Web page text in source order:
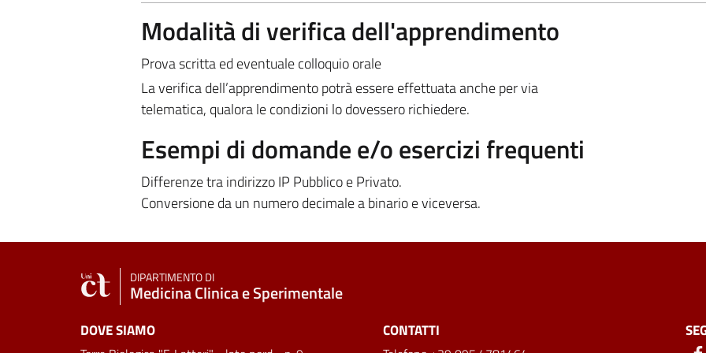
Modalità di verifica dell'apprendimento
Prova scritta ed eventuale colloquio orale
La verifica dell’apprendimento potrà essere effettuata anche per via
telematica, qualora le condizioni lo dovessero richiedere.
Esempi di domande e/o esercizi frequenti
Differenze tra indirizzo IP Pubblico e Privato.
Conversione da un numero decimale a binario e viceversa.
DIPARTIMENTO DI
Medicina Clinica e Sperimentale
DOVE SIAMO CONTATTI